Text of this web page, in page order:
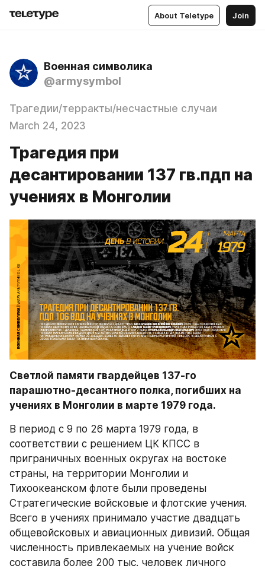
About Teletype Join
Военная символика
@armysymbol
Трагедии/терракты/несчастные случаи
March 24, 2023
Трагедия при
десантировании 137 гв.пдп на
учениях в Монголии
Светлой памяти гвардейцев 137-го
парашютно-десантного полка, погибших на
учениях в Монголии в марте 1979 года.
В период с 9 по 26 марта 1979 года, в
соответствии с решением ЦК КПСС в
приграничных военных округах на востоке
страны, на территории Монголии и
Тихоокеанском флоте были проведены
Стратегические войсковые и флотские учения.
Всего в учениях принимало участие двадцать
общевойсковых и авиационных дивизий. Общая
численность привлекаемых на учение войск
составила более 200 тыс. человек личного